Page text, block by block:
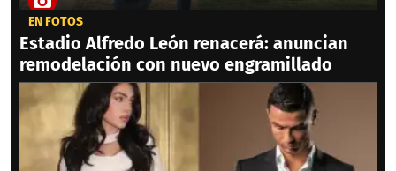
EN FOTOS
Estadio Alfredo León renacerá: anuncian
remodelación con nuevo engramillado